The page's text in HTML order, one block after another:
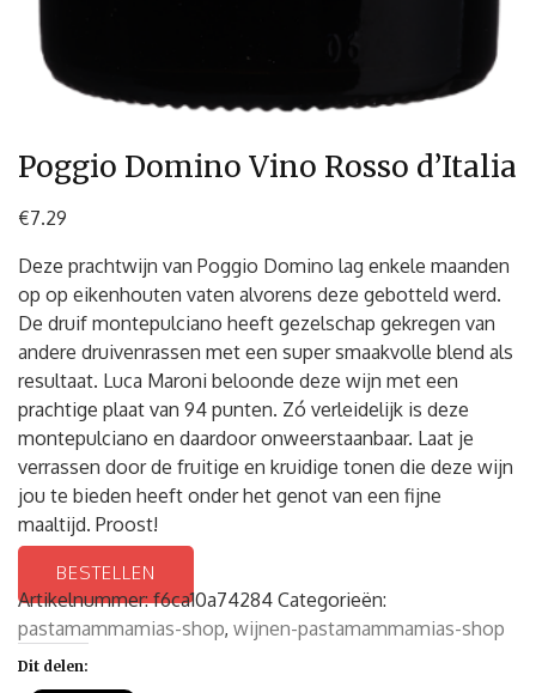
Poggio Domino Vino Rosso d’Italia
€7.29
Deze prachtwijn van Poggio Domino lag enkele maanden
op op eikenhouten vaten alvorens deze gebotteld werd.
De druif montepulciano heeft gezelschap gekregen van
andere druivenrassen met een super smaakvolle blend als
resultaat. Luca Maroni beloonde deze wijn met een
prachtige plaat van 94 punten. Zó verleidelijk is deze
montepulciano en daardoor onweerstaanbaar. Laat je
verrassen door de fruitige en kruidige tonen die deze wijn
jou te bieden heeft onder het genot van een fijne
maaltijd. Proost!
BESTELLEN
Artikelnummer:f6ca10a74284 Categorieën:
pastamammamias-shop, wijnen-pastamammamias-shop
Dit delen: